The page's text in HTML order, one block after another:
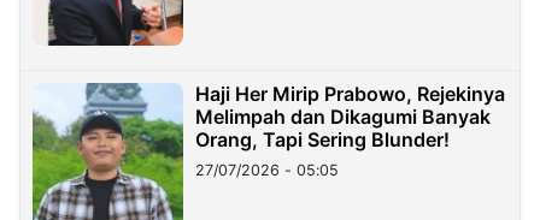
Haji Her Mirip Prabowo, Rejekinya
Melimpah dan Dikagumi Banyak
Orang, Tapi Sering Blunder!
27/07/2026 - 05:05